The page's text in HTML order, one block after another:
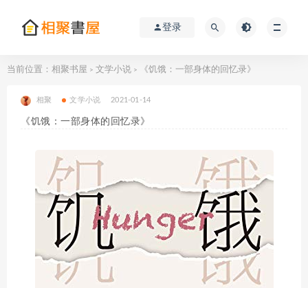
登录
当前位置： 相聚书屋 > 文学小说 > 《饥饿：一部身体的回忆录》
相聚 文学小说 2021-01-14
《饥饿：一部身体的回忆录》